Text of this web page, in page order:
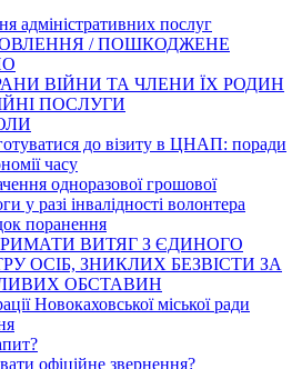
адміністративних послуг
/ ПОШКОДЖЕНЕ
ВІЙНИ ТА ЧЛЕНИ ЇХ РОДИН
ПОСЛУГИ
до візиту в ЦНАП: поради
часу
одноразової грошової
у разі інвалідності волонтера
поранення
ВИТЯГ З ЄДИНОГО
ОСІБ, ЗНИКЛИХ БЕЗВІСТИ ЗА
ОБСТАВИН
Новокаховської міської ради
офіційне звернення?